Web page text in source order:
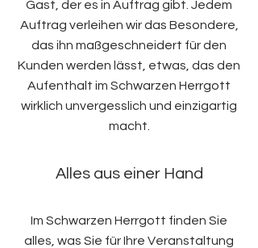
Gast, der es in Auftrag gibt. Jedem
Auftrag verleihen wir das Besondere,
das ihn maßgeschneidert für den
Kunden werden lässt, etwas, das den
Aufenthalt im Schwarzen Herrgott
wirklich unvergesslich und einzigartig
macht.
Alles aus einer Hand
Im Schwarzen Herrgott finden Sie
alles, was Sie für Ihre Veranstaltung